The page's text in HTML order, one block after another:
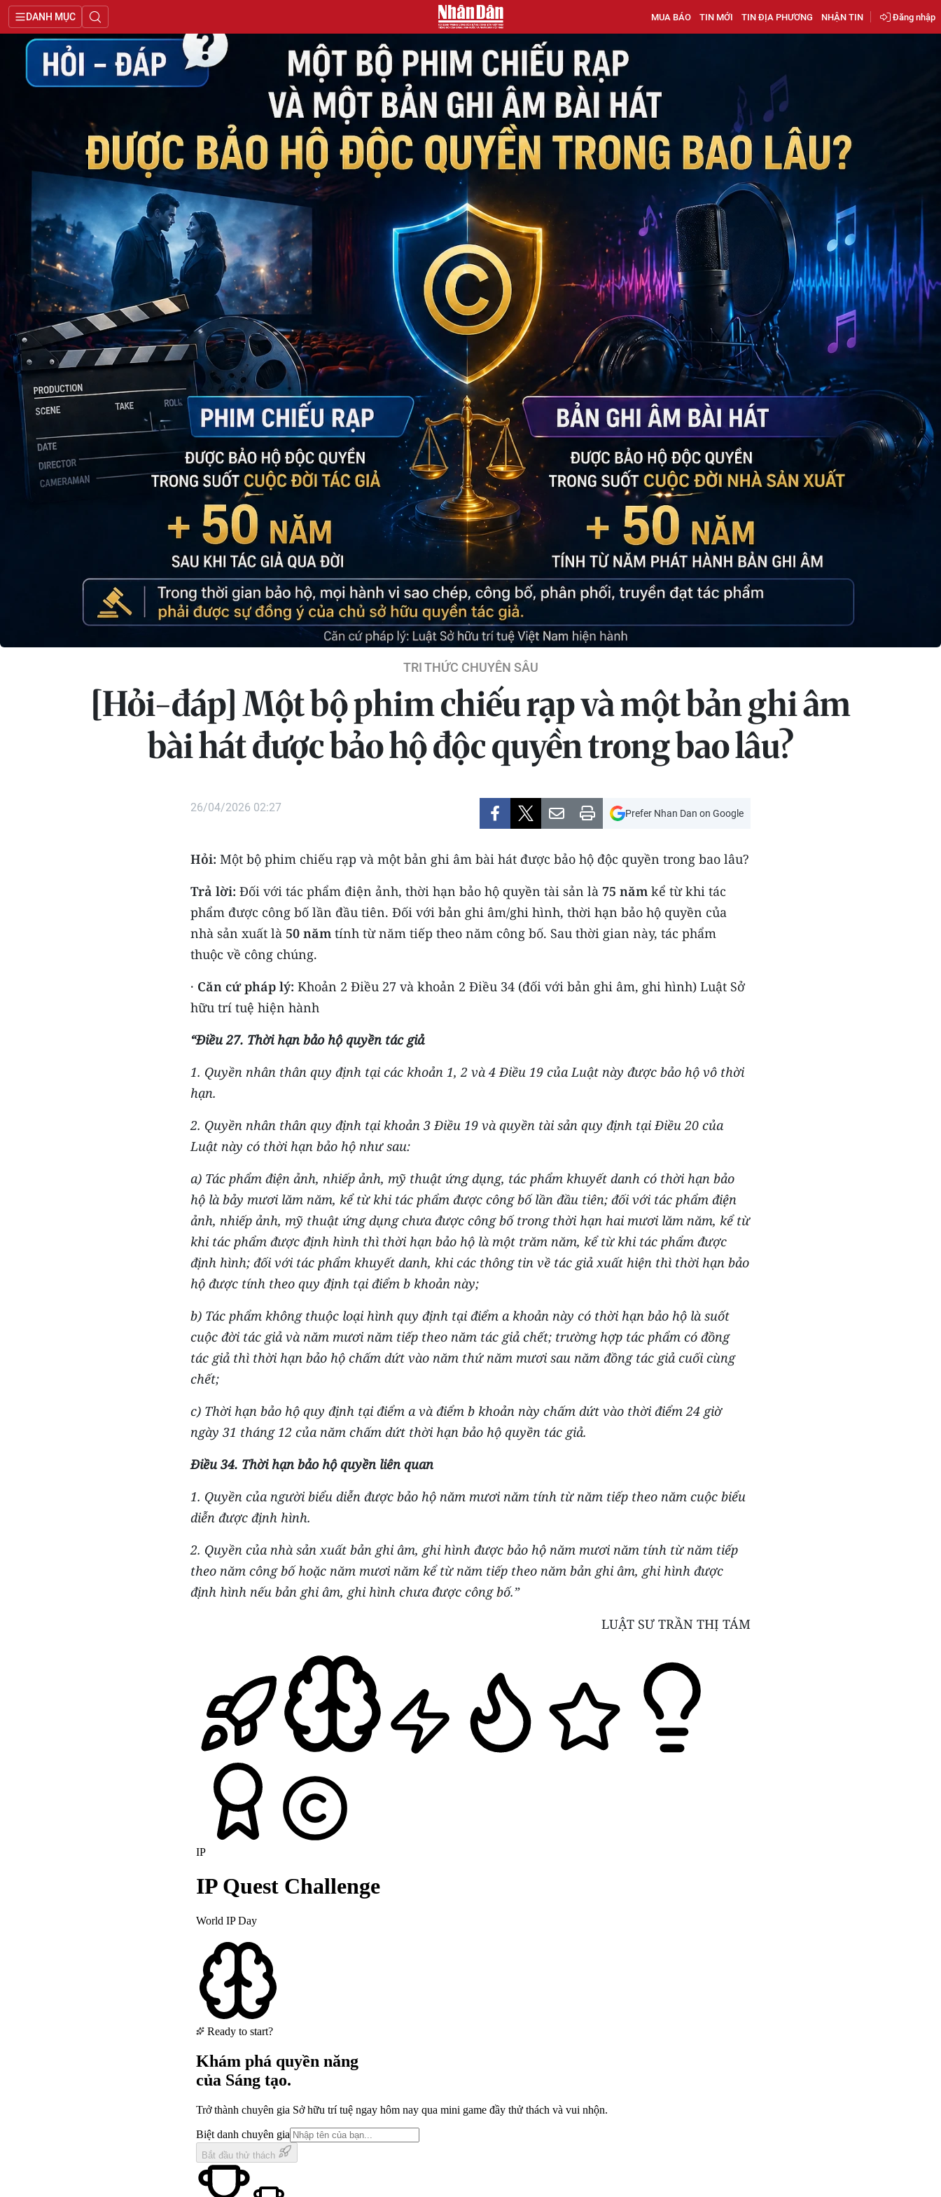
DANH MỤC MUA BÁO TIN MỚI TIN ĐỊA PHƯƠNG NHẬN TIN Đăng nhập
TRI THỨC CHUYÊN SÂU
[Hỏi-đáp] Một bộ phim chiếu rạp và một bản ghi âm
bài hát được bảo hộ độc quyền trong bao lâu?
26/04/2026 02:27 Prefer Nhan Dan on Google
Hỏi: Một bộ phim chiếu rạp và một bản ghi âm bài hát được bảo hộ độc quyền trong bao lâu?
Trả lời: Đối với tác phẩm điện ảnh, thời hạn bảo hộ quyền tài sản là 75 năm kể từ khi tác
phẩm được công bố lần đầu tiên. Đối với bản ghi âm/ghi hình, thời hạn bảo hộ quyền của
nhà sản xuất là 50 năm tính từ năm tiếp theo năm công bố. Sau thời gian này, tác phẩm
thuộc về công chúng.
· Căn cứ pháp lý: Khoản 2 Điều 27 và khoản 2 Điều 34 (đối với bản ghi âm, ghi hình) Luật Sở
hữu trí tuệ hiện hành
“Điều 27. Thời hạn bảo hộ quyền tác giả
1. Quyền nhân thân quy định tại các khoản 1, 2 và 4 Điều 19 của Luật này được bảo hộ vô thời
hạn.
2. Quyền nhân thân quy định tại khoản 3 Điều 19 và quyền tài sản quy định tại Điều 20 của
Luật này có thời hạn bảo hộ như sau:
a) Tác phẩm điện ảnh, nhiếp ảnh, mỹ thuật ứng dụng, tác phẩm khuyết danh có thời hạn bảo
hộ là bảy mươi lăm năm, kể từ khi tác phẩm được công bố lần đầu tiên; đối với tác phẩm điện
ảnh, nhiếp ảnh, mỹ thuật ứng dụng chưa được công bố trong thời hạn hai mươi lăm năm, kể từ
khi tác phẩm được định hình thì thời hạn bảo hộ là một trăm năm, kể từ khi tác phẩm được
định hình; đối với tác phẩm khuyết danh, khi các thông tin về tác giả xuất hiện thì thời hạn bảo
hộ được tính theo quy định tại điểm b khoản này;
b) Tác phẩm không thuộc loại hình quy định tại điểm a khoản này có thời hạn bảo hộ là suốt
cuộc đời tác giả và năm mươi năm tiếp theo năm tác giả chết; trường hợp tác phẩm có đồng
tác giả thì thời hạn bảo hộ chấm dứt vào năm thứ năm mươi sau năm đồng tác giả cuối cùng
chết;
c) Thời hạn bảo hộ quy định tại điểm a và điểm b khoản này chấm dứt vào thời điểm 24 giờ
ngày 31 tháng 12 của năm chấm dứt thời hạn bảo hộ quyền tác giả.
Điều 34. Thời hạn bảo hộ quyền liên quan
1. Quyền của người biểu diễn được bảo hộ năm mươi năm tính từ năm tiếp theo năm cuộc biểu
diễn được định hình.
2. Quyền của nhà sản xuất bản ghi âm, ghi hình được bảo hộ năm mươi năm tính từ năm tiếp
theo năm công bố hoặc năm mươi năm kể từ năm tiếp theo năm bản ghi âm, ghi hình được
định hình nếu bản ghi âm, ghi hình chưa được công bố.”
LUẬT SƯ TRẦN THỊ TÁM